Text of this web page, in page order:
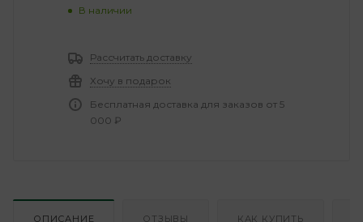
В наличии
Рассчитать доставку
Хочу в подарок
Бесплатная доставка для заказов от 5
000 ₽
ОПИСАНИЕ ОТЗЫВЫ КАК КУПИТЬ